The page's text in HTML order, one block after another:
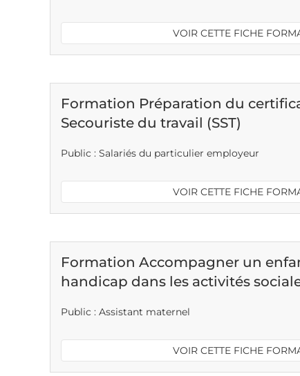
VOIR CETTE FICHE
Formation Préparation du
Secouriste du travail (SST)
Public : Salariés du particulier employeur
VOIR CETTE FICHE
Formation Accompagner un
handicap dans les activités
Public : Assistant maternel
VOIR CETTE FICHE